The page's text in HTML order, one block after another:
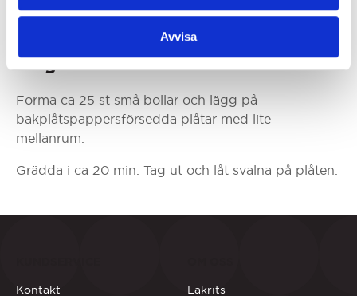
Avvisa
mjöl och hjorthonsalt innan det vänds ner i smeten.
Vänd ner med slickepott.
Steg 3
Forma ca 25 st små bollar och lägg på
bakplåtspappersförsedda plåtar med lite
mellanrum.
Grädda i ca 20 min. Tag ut och låt svalna på plåten.
Kontakt
Lakrits